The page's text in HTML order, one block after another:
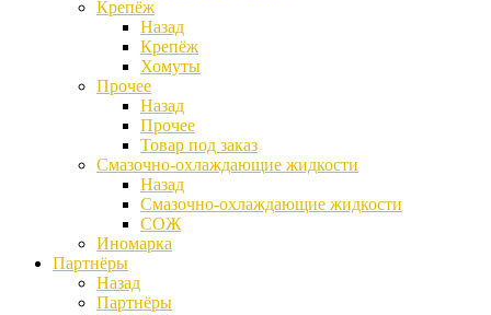
Крепёж
Назад
Крепёж
Хомуты
Прочее
Назад
Прочее
Товар под заказ
Смазочно-охлаждающие жидкости
Назад
Смазочно-охлаждающие жидкости
СОЖ
Иномарка
Партнёры
Назад
Партнёры